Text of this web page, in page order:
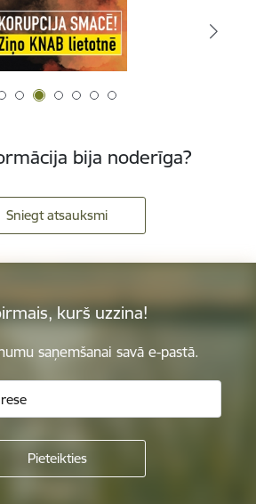
bija noderīga?
Sniegt atsauksmi
kurš uzzina!
saņemšanai savā e-pastā.